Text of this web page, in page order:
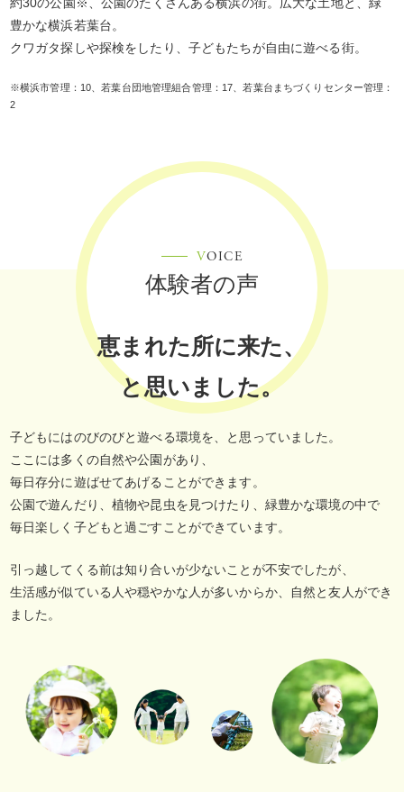
約30の公園※、公園のたくさんある横浜の街。広大な土地と、緑
豊かな横浜若葉台。
クワガタ探しや探検をしたり、子どもたちが自由に遊べる街。
※横浜市管理：10、若葉台団地管理組合管理：17、若葉台まちづくりセンター管理：
2
VOICE
体験者の声
恵まれた所に来た、
と思いました。
子どもにはのびのびと遊べる環境を、と思っていました。
ここには多くの自然や公園があり、
毎日存分に遊ばせてあげることができます。
公園で遊んだり、植物や昆虫を見つけたり、緑豊かな環境の中で
毎日楽しく子どもと過ごすことができています。
引っ越してくる前は知り合いが少ないことが不安でしたが、
生活感が似ている人や穏やかな人が多いからか、自然と友人ができ
ました。